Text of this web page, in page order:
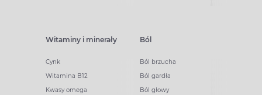
Witaminy i minerały
Cynk
Witamina B12
Kwasy omega
Ból
Ból brzucha
Ból gardła
Ból głowy